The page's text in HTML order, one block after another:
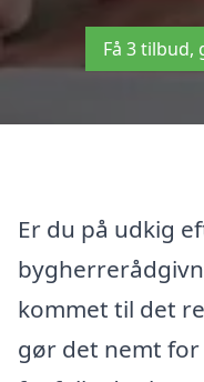
Få 3
Er du på udkig
kommet til det
gør det nemt